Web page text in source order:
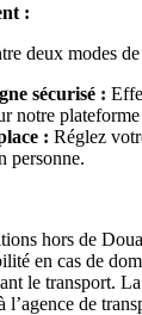
:
deux modes
sécurisé :
notre
: Réglez
personne.
hors de
en cas de
le transport.
l’agence de